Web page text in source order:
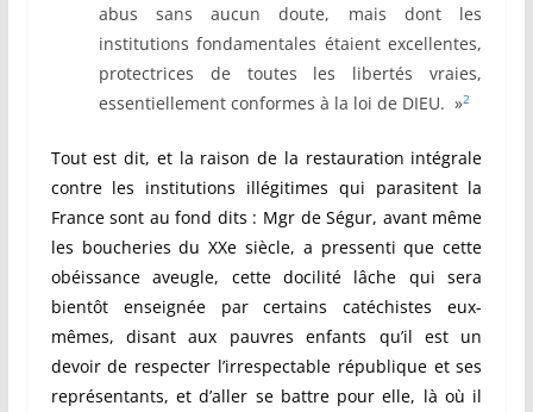
abus sans aucun doute, mais dont les
institutions fondamentales étaient excellentes,
protectrices de toutes les libertés vraies,
essentiellement conformes à la loi de DIEU. »2
Tout est dit, et la raison de la restauration intégrale
contre les institutions illégitimes qui parasitent la
France sont au fond dits : Mgr de Ségur, avant même
les boucheries du XXe siècle, a pressenti que cette
obéissance aveugle, cette docilité lâche qui sera
bientôt enseignée par certains catéchistes eux-
mêmes, disant aux pauvres enfants qu’il est un
devoir de respecter l’irrespectable république et ses
représentants, et d’aller se battre pour elle, là où il